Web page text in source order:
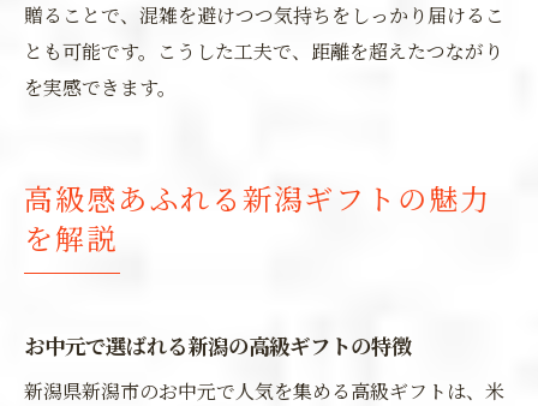
贈ることで、混雑を避けつつ気持ちをしっかり届けるこ
とも可能です。こうした工夫で、距離を超えたつながり
を実感できます。
高級感あふれる新潟ギフトの魅力
を解説
お中元で選ばれる新潟の高級ギフトの特徴
新潟県新潟市のお中元で人気を集める高級ギフトは、米